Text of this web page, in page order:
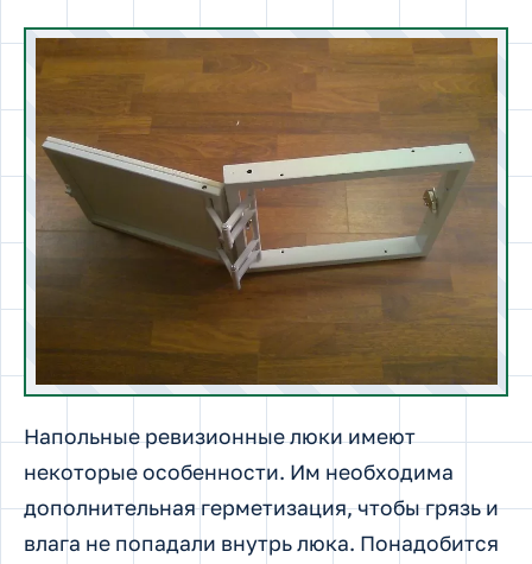
Напольные ревизионные люки имеют
некоторые особенности. Им необходима
дополнительная герметизация, чтобы грязь и
влага не попадали внутрь люка. Понадобится